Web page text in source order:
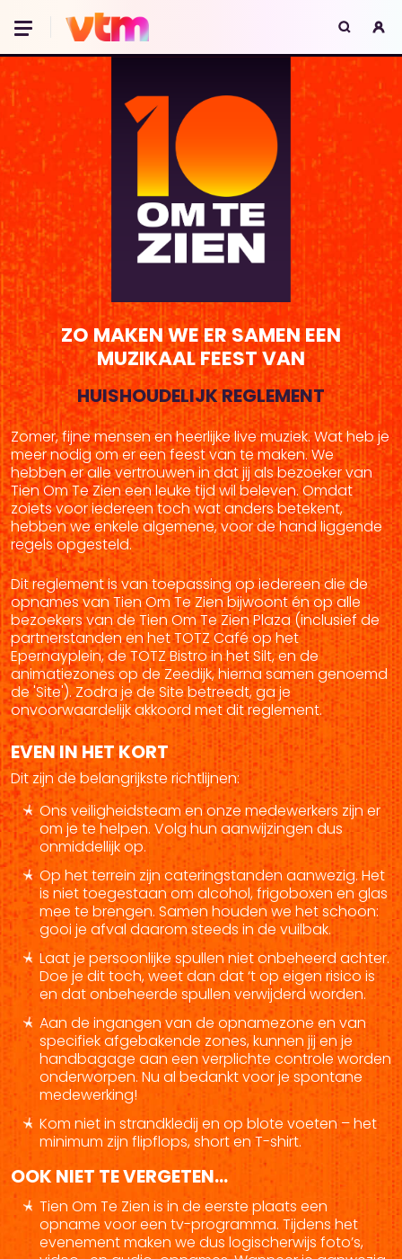
Oeps, browser niet ondersteund
Voor je onze programma's gaat ontdekken,
best je browser updaten of hieronder één
van de ondersteunde browsers
downloaden.
Google Chrome Download
Firefox Download
Safari Download
Microsoft Edge Download
Opera Download